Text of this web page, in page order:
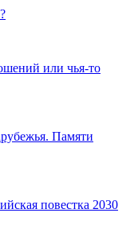
или чья-то
Памяти
повестка 2030